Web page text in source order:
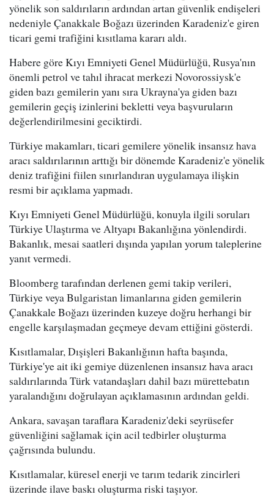
yönelik son saldırıların ardından artan güvenlik endişeleri
nedeniyle Çanakkale Boğazı üzerinden Karadeniz'e giren
ticari gemi trafiğini kısıtlama kararı aldı.
Habere göre Kıyı Emniyeti Genel Müdürlüğü, Rusya'nın
önemli petrol ve tahıl ihracat merkezi Novorossiysk'e
giden bazı gemilerin yanı sıra Ukrayna'ya giden bazı
gemilerin geçiş izinlerini bekletti veya başvuruların
değerlendirilmesini geciktirdi.
Türkiye makamları, ticari gemilere yönelik insansız hava
aracı saldırılarının arttığı bir dönemde Karadeniz'e yönelik
deniz trafiğini fiilen sınırlandıran uygulamaya ilişkin
resmi bir açıklama yapmadı.
Kıyı Emniyeti Genel Müdürlüğü, konuyla ilgili soruları
Türkiye Ulaştırma ve Altyapı Bakanlığına yönlendirdi.
Bakanlık, mesai saatleri dışında yapılan yorum taleplerine
yanıt vermedi.
Bloomberg tarafından derlenen gemi takip verileri,
Türkiye veya Bulgaristan limanlarına giden gemilerin
Çanakkale Boğazı üzerinden kuzeye doğru herhangi bir
engelle karşılaşmadan geçmeye devam ettiğini gösterdi.
Kısıtlamalar, Dışişleri Bakanlığının hafta başında,
Türkiye'ye ait iki gemiye düzenlenen insansız hava aracı
saldırılarında Türk vatandaşları dahil bazı mürettebatın
yaralandığını doğrulayan açıklamasının ardından geldi.
Ankara, savaşan taraflara Karadeniz'deki seyrüsefer
güvenliğini sağlamak için acil tedbirler oluşturma
çağrısında bulundu.
Kısıtlamalar, küresel enerji ve tarım tedarik zincirleri
üzerinde ilave baskı oluşturma riski taşıyor.